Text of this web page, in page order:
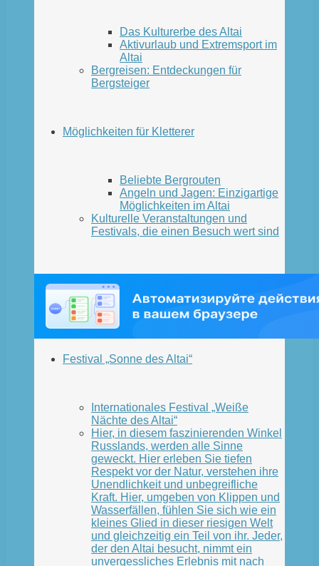
Das Kulturerbe des Altai
Aktivurlaub und Extremsport im
Altai
Bergreisen: Entdeckungen für
Bergsteiger
Möglichkeiten für Kletterer
Beliebte Bergrouten
Angeln und Jagen: Einzigartige
Möglichkeiten im Altai
Kulturelle Veranstaltungen und
Festivals, die einen Besuch wert sind
Festival „Sonne des Altai“
Internationales Festival „Weiße
Nächte des Altai“
Hier, in diesem faszinierenden Winkel
Russlands, werden alle Sinne
geweckt. Hier erleben Sie tiefen
Respekt vor der Natur, verstehen ihre
Unendlichkeit und unbegreifliche
Kraft. Hier, umgeben von Klippen und
Wasserfällen, fühlen Sie sich wie ein
kleines Glied in dieser riesigen Welt
und gleichzeitig ein Teil von ihr. Jeder,
der den Altai besucht, nimmt ein
unvergessliches Erlebnis mit nach